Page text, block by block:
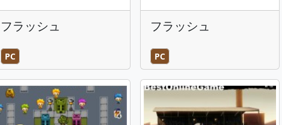
フラッシュ
PC
フラッシュ
PC